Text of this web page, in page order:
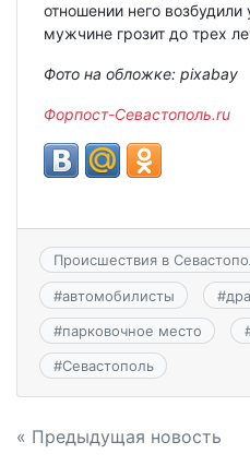
отношении него возбудили
мужчине грозит до трех
Фото на обложке: pixabay
Форпост-Севастополь.ru
Происшествия в
#автомобилисты #
#парковочное место
#Севастополь
Навигация
« Предыдущая новость